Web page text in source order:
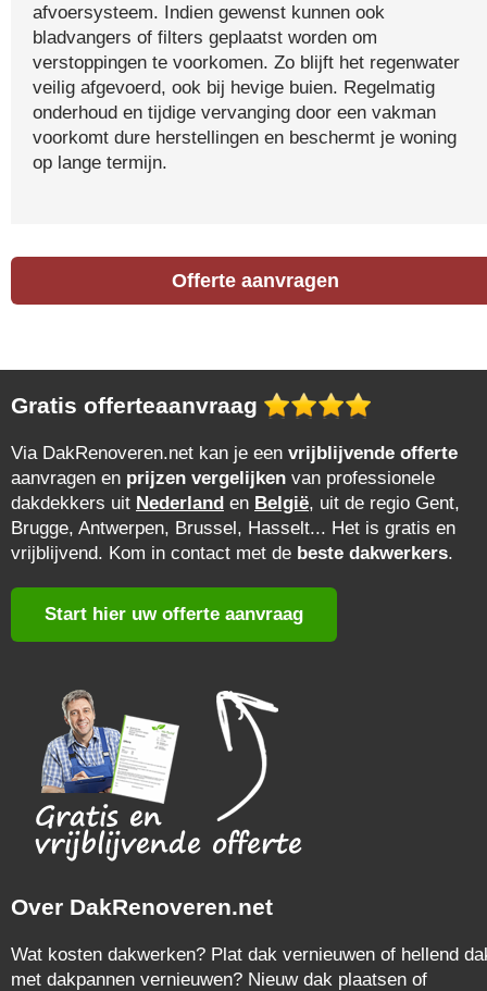
afvoersysteem. Indien gewenst kunnen ook
bladvangers of filters geplaatst worden om
verstoppingen te voorkomen. Zo blijft het regenwater
veilig afgevoerd, ook bij hevige buien. Regelmatig
onderhoud en tijdige vervanging door een vakman
voorkomt dure herstellingen en beschermt je woning
op lange termijn.
Offerte aanvragen
Gratis offerteaanvraag
Via DakRenoveren.net kan je een vrijblijvende offerte
aanvragen en prijzen vergelijken van professionele
dakdekkers uit Nederland en België, uit de regio Gent,
Brugge, Antwerpen, Brussel, Hasselt... Het is gratis en
vrijblijvend. Kom in contact met de beste dakwerkers.
Start hier uw offerte aanvraag
Over DakRenoveren.net
Wat kosten dakwerken? Plat dak vernieuwen of hellend
met dakpannen vernieuwen? Nieuw dak plaatsen of